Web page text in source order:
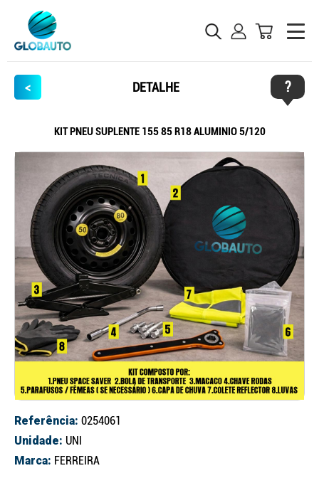
< DETALHE ?
KIT PNEU SUPLENTE 155 85 R18 ALUMINIO 5/120
Referência: 0254061
Unidade: UNI
Marca: FERREIRA